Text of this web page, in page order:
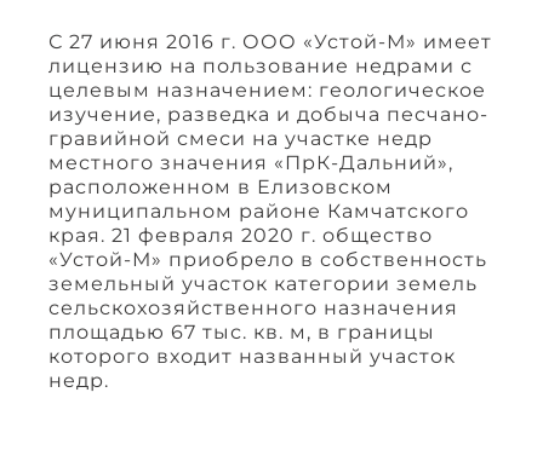
С 27 июня 2016 г. ООО «Устой-М» имеет
лицензию на пользование недрами с
целевым назначением: геологическое
изучение, разведка и добыча песчано-
гравийной смеси на участке недр
местного значения «ПрК-Дальний»,
расположенном в Елизовском
муниципальном районе Камчатского
края. 21 февраля 2020 г. общество
«Устой-М» приобрело в собственность
земельный участок категории земель
сельскохозяйственного назначения
площадью 67 тыс. кв. м, в границы
которого входит названный участок
недр.